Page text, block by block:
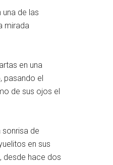
de las
mirada
en una
pasando el
de sus ojos el
de
en sus
desde hace dos